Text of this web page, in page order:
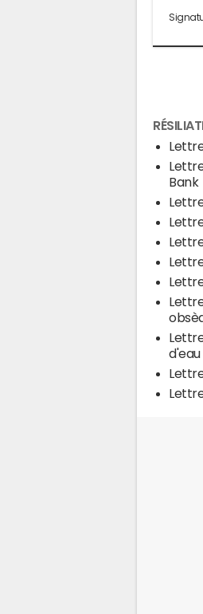
Bank
d'eau